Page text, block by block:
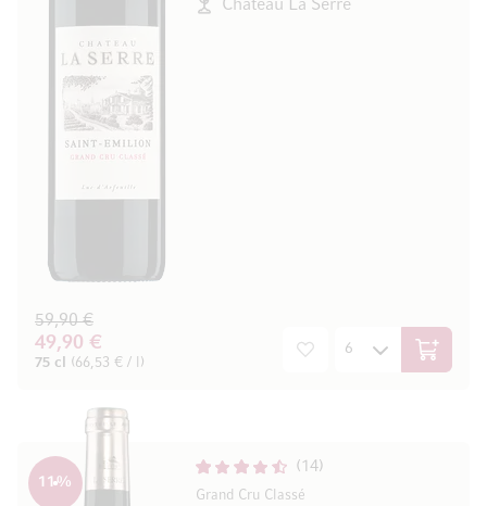
Château La Serre
49,90 €
59,90 €
75 cl (66,53 € / l) In den
14
Grand Cru Classé
11%